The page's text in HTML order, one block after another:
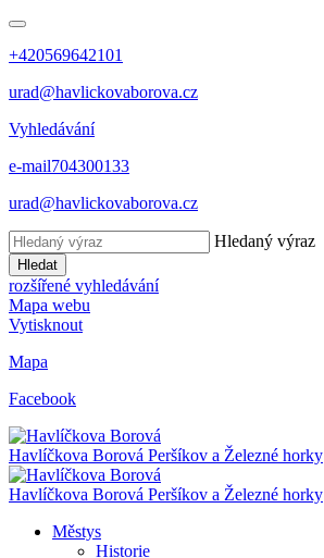
+420569642101
urad@havlickovaborova.cz
Vyhledávání
e-mail704300133
urad@havlickovaborova.cz
Hledaný výraz
Hledat
rozšířené vyhledávání
Mapa webu
Vytisknout
Mapa
Facebook
Havlíčkova Borová Peršíkov a Železné horky
Havlíčkova Borová Peršíkov a Železné horky
Městys
Historie